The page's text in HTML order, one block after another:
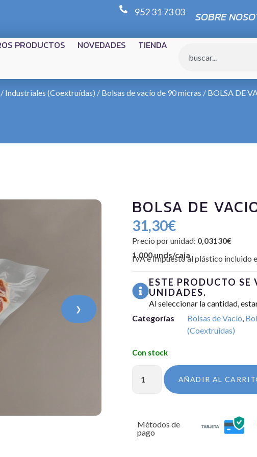
952 31 73 03 SOBRE
PRODUCTOS NOVEDADES TIENDA
Industriales (Coextruídas) / Bolsas de vacío de 90 micras / BOLSA DE
❯
BOLSA DE
31,30€
Precio por unidad: 0,03130€
1.000 unds/caja
IVA e Impuesto al plástico incluido
ESTE PRODUCTO SE
UNIDADES.
Al seleccionar la cantidad,
Categorías
Bolsas de Vacío
(Coextruídas)
AÑADIR AL
Métodos de
pago